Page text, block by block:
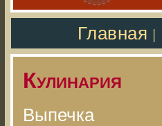
Главная
Кулинария
Выпечка